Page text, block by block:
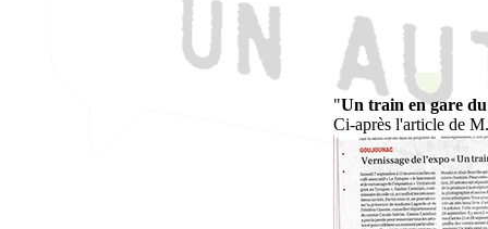
"Un train en gare
Ci-après l'article de